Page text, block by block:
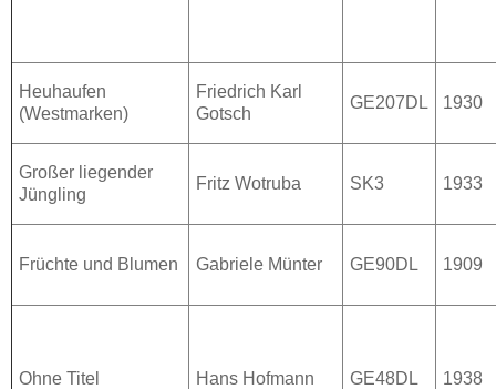
Heuhaufen
(Westmarken)
Friedrich Karl
Gotsch
GE207DL 1930
Großer liegender
Jüngling
Fritz Wotruba SK3 1933
Früchte und Blumen Gabriele Münter GE90DL 1909
Ohne Titel Hans Hofmann GE48DL 1938